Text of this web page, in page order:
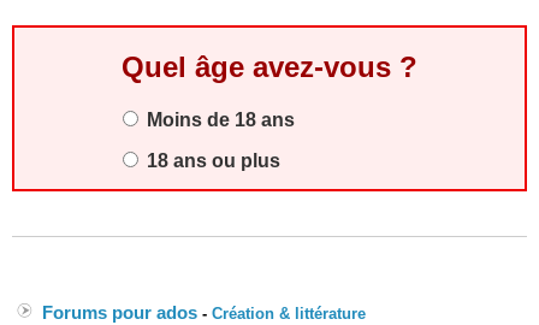
Quel âge avez-vous ?
Moins de 18 ans
18 ans ou plus
Forums pour ados - Création & littérature